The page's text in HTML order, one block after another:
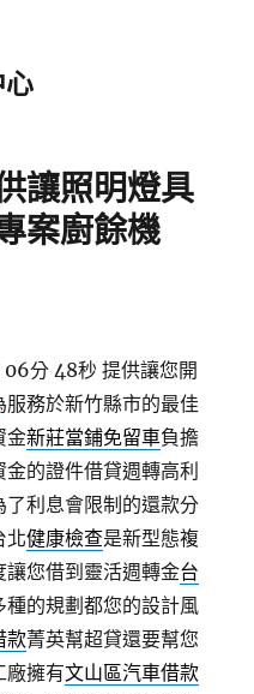
心
讓照明燈具
案廚餘機
06分 48秒 提供讓您開
服務於新竹縣市的最佳
金新莊當鋪免留車負擔
的證件借貸週轉高利
了利息會限制的還款分
北健康檢查是新型態複
您借到靈活週轉金台
的規劃都您的設計風
款菁英幫超貸還要幫您
廠擁有文山區汽車借款